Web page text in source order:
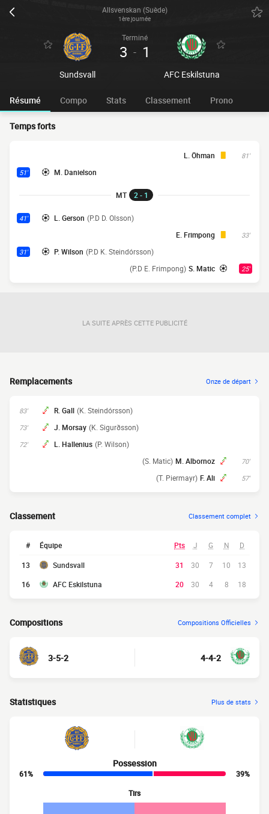
Allsvenskan (Suède)
1ère journée
Sundsvall
Terminé
3 - 1
AFC Eskilstuna
Résumé Compo Stats Classement Prono
Temps forts
81'
L. Öhman
51' M. Danielson
MT 2 - 1
41' L. Gerson (P.D D. Olsson)
33'
E. Frimpong
31' P. Wilson (P.D K. Steindórsson)
25'
S. Matic
(P.D E. Frimpong)
LA SUITE APRÈS CETTE PUBLICITÉ
Remplacements Onze de départ
83' R. Gall (K. Steindórsson)
73' J. Morsay (K. Sigurðsson)
72' L. Hallenius (P. Wilson)
70'
M. Albornoz
(S. Matic)
57'
F. Ali
(T. Piermayr)
Classement Classement complet
# Équipe Pts J G N D
13 Sundsvall 31 30 7 10
13
16
AFC Eskilstuna 20 30 4 8 18
Compositions Compositions Officielles
3-5-2 4-4-2
Statistiques Plus de stats
Possession
61%
39%
Tirs